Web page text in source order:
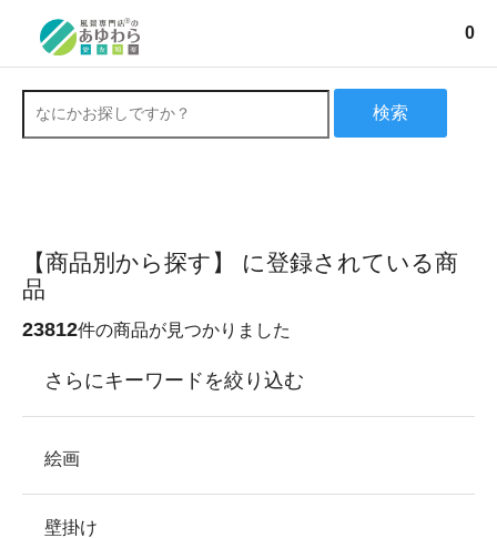
0
検索
【商品別から探す】 に登録されている商
品
23812件の商品が見つかりました
さらにキーワードを絞り込む
絵画
壁掛け